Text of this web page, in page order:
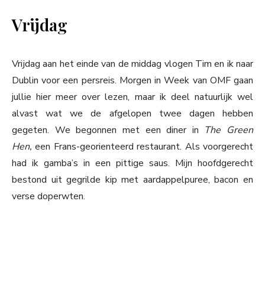
Vrijdag
Vrijdag aan het einde van de middag vlogen Tim en ik naar
Dublin voor een persreis. Morgen in Week van OMF gaan
jullie hier meer over lezen, maar ik deel natuurlijk wel
alvast wat we de afgelopen twee dagen hebben
gegeten. We begonnen met een diner in The Green
Hen,een Frans-georienteerd restaurant. Als voorgerecht
had ik gamba’s in een pittige saus. Mijn hoofdgerecht
bestond uit gegrilde kip met aardappelpuree, bacon en
verse doperwten.